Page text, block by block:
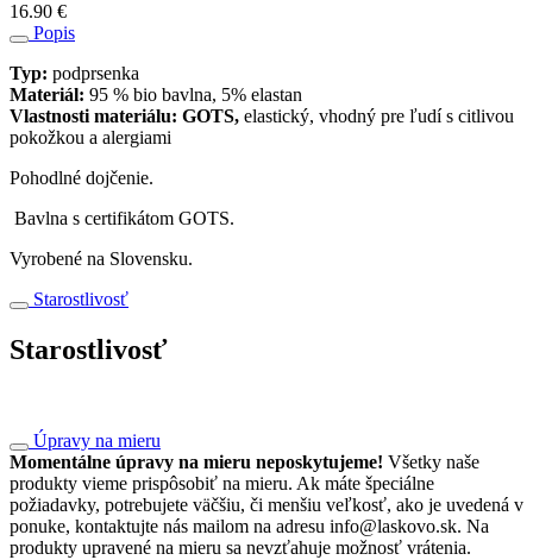
16.90 €
Popis
Typ: podprsenka
Materiál: 95 % bio bavlna, 5% elastan
Vlastnosti materiálu: GOTS, elastický, vhodný pre ľudí s citlivou
pokožkou a alergiami
Pohodlné dojčenie.
Bavlna s certifikátom GOTS.
Vyrobené na Slovensku.
Starostlivosť
Starostlivosť
Úpravy na mieru
Momentálne úpravy na mieru neposkytujeme! Všetky naše
produkty vieme prispôsobiť na mieru. Ak máte špeciálne
požiadavky, potrebujete väčšiu, či menšiu veľkosť, ako je uvedená v
ponuke, kontaktujte nás mailom na adresu info@laskovo.sk. Na
produkty upravené na mieru sa nevzťahuje možnosť vrátenia.